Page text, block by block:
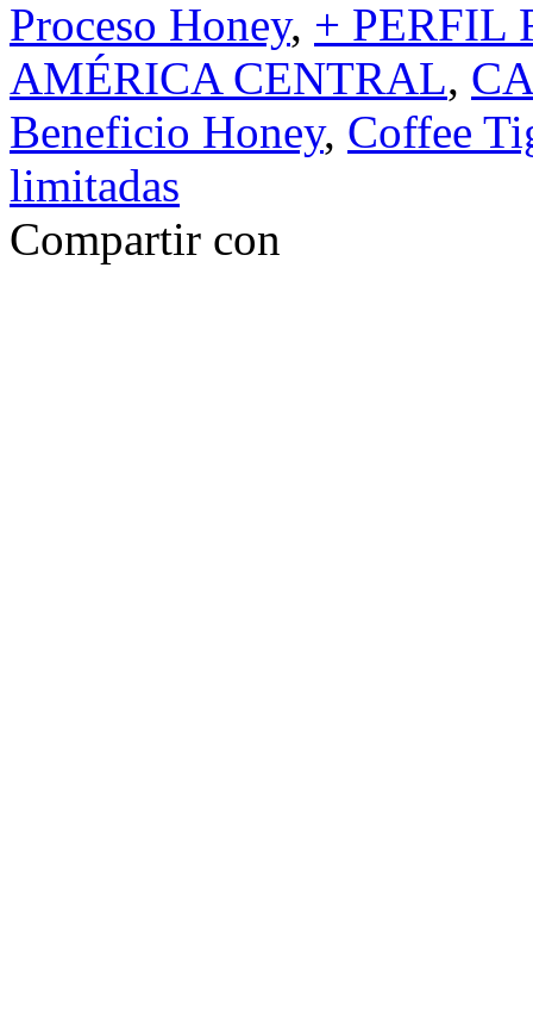
Proceso Honey, + PERFIL
AMÉRICA CENTRAL,
Beneficio Honey, Coffee
limitadas
Compartir con